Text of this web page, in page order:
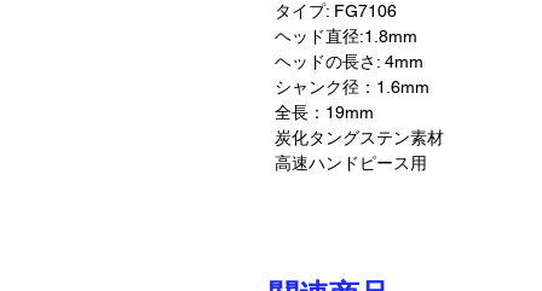
タイプ: FG7106
ヘッド直径:1.8mm
ヘッドの長さ: 4mm
シャンク径：1.6mm
全長：19mm
炭化タングステン素材
高速ハンドピース用